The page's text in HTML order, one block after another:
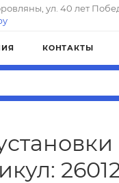
ул. 40 лет
КОНТАКТЫ